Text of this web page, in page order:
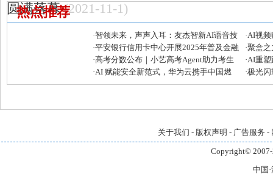
圆满落幕 (2021-11-1)
热点推荐
·智领未来，声声入耳：友杰智新AI语音技
术再攀高峰
·AI视频
发者大
·平安银行信用卡中心开展2025年普及金融
知识万里行活动
·聚盒
芒宽民
·高考分数公布｜小艺高考Agent助力考生
快准稳填报目标院校和专业
·AI重塑
全链路
·AI 赋能安全新范式，华为云携手中国燃
气筑牢大模型安全“铜墙铁壁”
·极光闪
引领企
关于我们 - 版权声明 - 广告服务 -
Copyright©
中国